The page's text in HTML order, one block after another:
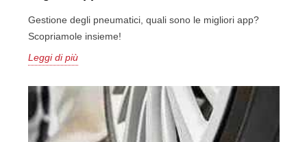
Gestione degli pneumatici, quali sono le migliori app?
Scopriamole insieme!
Leggi di più